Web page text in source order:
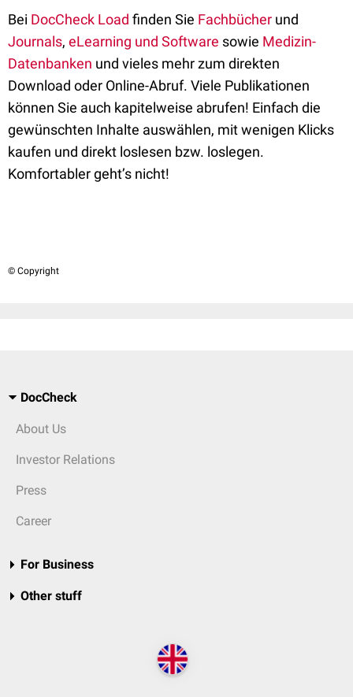
Bei DocCheck Load finden Sie Fachbücher und
Journals, eLearning und Software sowie Medizin-
Datenbanken und vieles mehr zum direkten
Download oder Online-Abruf. Viele Publikationen
können Sie auch kapitelweise abrufen! Einfach die
gewünschten Inhalte auswählen, mit wenigen Klicks
kaufen und direkt loslesen bzw. loslegen.
Komfortabler geht’s nicht!
© Copyright
DocCheck
About Us
Investor Relations
Press
Career
For Business
Other stuff